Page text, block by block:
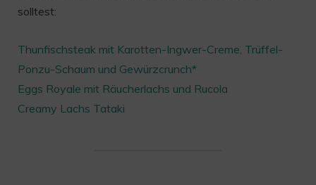
solltest:
Thunfischsteak mit Karotten-Ingwer-Creme, Trüffel-
Ponzu-Schaum und Gewürzcrunch*
Eggs Royale mit Räucherlachs und Rucola
Creamy Lachs Tataki